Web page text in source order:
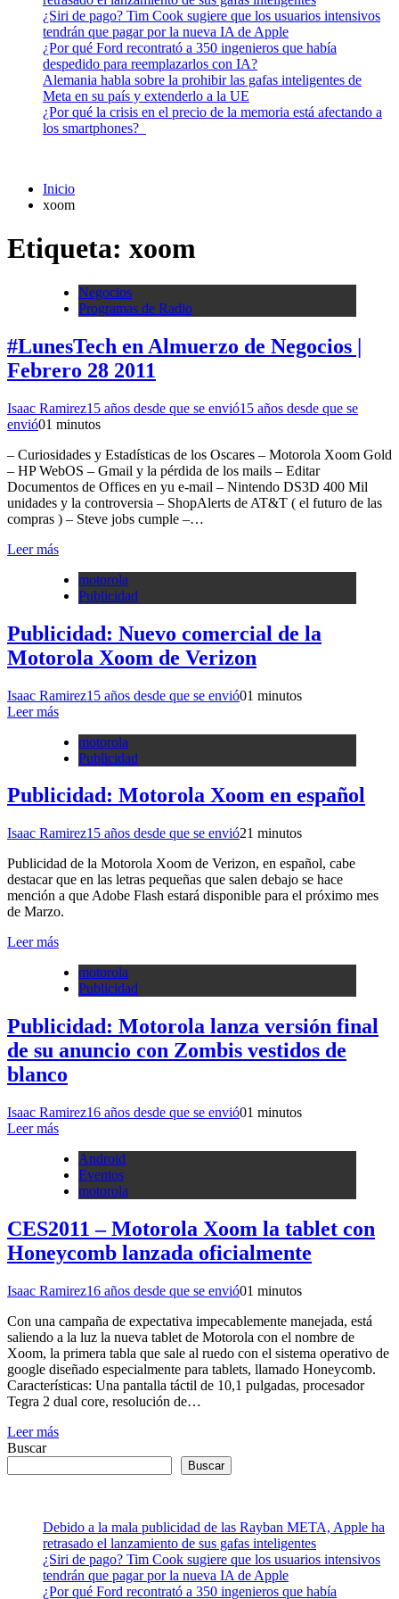
¿Siri de pago? Tim Cook sugiere que los usuarios intensivos
tendrán que pagar por la nueva IA de Apple
¿Por qué Ford recontrató a 350 ingenieros que había
despedido para reemplazarlos con IA?
Alemania habla sobre la prohibir las gafas inteligentes de
Meta en su país y extenderlo a la UE
¿Por qué la crisis en el precio de la memoria está afectando a
los smartphones?
Inicio
xoom
Etiqueta: xoom
Negocios
Programas de Radio
#LunesTech en Almuerzo de Negocios |
Febrero 28 2011
Isaac Ramirez15 años desde que se envió15 años desde que se
envió01 minutos
– Curiosidades y Estadísticas de los Oscares – Motorola Xoom Gold
– HP WebOS – Gmail y la pérdida de los mails – Editar
Documentos de Offices en yu e-mail – Nintendo DS3D 400 Mil
unidades y la controversia – ShopAlerts de AT&T ( el futuro de las
compras ) – Steve jobs cumple –…
Leer más
motorola
Publicidad
Publicidad: Nuevo comercial de la
Motorola Xoom de Verizon
Isaac Ramirez15 años desde que se envió01 minutos
Leer más
motorola
Publicidad
Publicidad: Motorola Xoom en español
Isaac Ramirez15 años desde que se envió21 minutos
Publicidad de la Motorola Xoom de Verizon, en español, cabe
destacar que en las letras pequeñas que salen debajo se hace
mención a que Adobe Flash estará disponible para el próximo mes
de Marzo.
Leer más
motorola
Publicidad
Publicidad: Motorola lanza versión final
de su anuncio con Zombis vestidos de
blanco
Isaac Ramirez16 años desde que se envió01 minutos
Leer más
Android
Eventos
motorola
CES2011 – Motorola Xoom la tablet con
Honeycomb lanzada oficialmente
Isaac Ramirez16 años desde que se envió01 minutos
Con una campaña de expectativa impecablemente manejada, está
saliendo a la luz la nueva tablet de Motorola con el nombre de
Xoom, la primera tabla que sale al ruedo con el sistema operativo de
google diseñado especialmente para tablets, llamado Honeycomb.
Características: Una pantalla táctil de 10,1 pulgadas, procesador
Tegra 2 dual core, resolución de…
Leer más
Buscar
Buscar
Debido a la mala publicidad de las Rayban META, Apple ha
retrasado el lanzamiento de sus gafas inteligentes
¿Siri de pago? Tim Cook sugiere que los usuarios intensivos
tendrán que pagar por la nueva IA de Apple
¿Por qué Ford recontrató a 350 ingenieros que había